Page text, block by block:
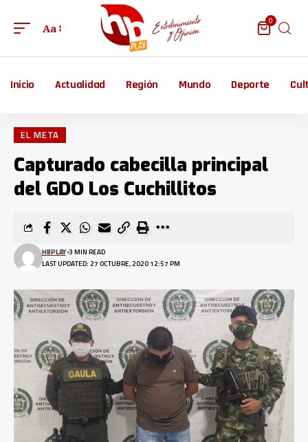
Aa
0
Inicio Actualidad Región Mundo Deporte
EL META
Capturado cabecilla principal
del GDO Los Cuchillitos
LAST UPDATED: 27 OCTUBRE, 2020 12:57 PM
HBPLAY 3 MIN READ